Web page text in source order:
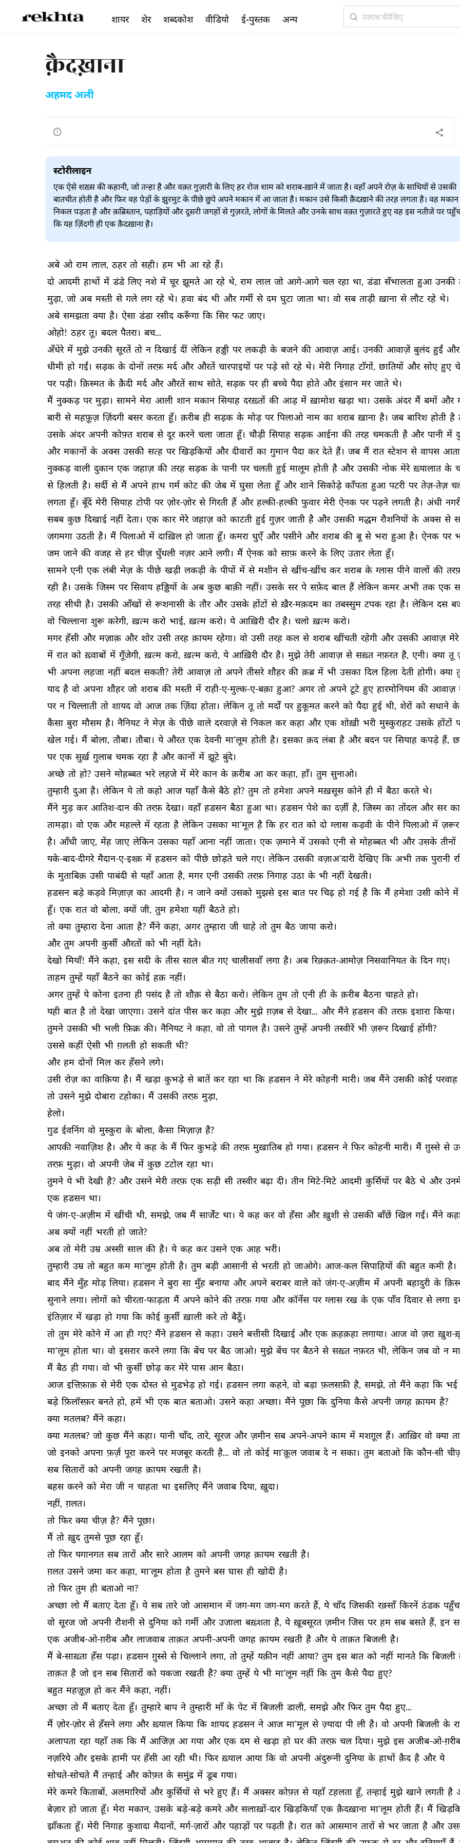
क़ैदख़ाना
अहमद अली
स्टोरीलाइन
एक ऐसे शख़्स की कहानी, जो तन्हा है और वक़्त गुज़ारी के लिए हर रोज शाम को शराब-ख़ाने में जाता है। वहाँ अपने रोज़ के साथियों से उसकी
बातचीत होती है और फिर वह पेड़ों के झुरमुट के पीछे छुपे अपने मकान में आ जाता है। मकान उसे किसी क़ैदख़ाने की तरह लगता है। वह
निकल पड़ता है और क़ब्रिस्तान, पहाड़ियों और दूसरी जगहों से गुज़रते, लोगों के मिलते और उनके साथ वक़्त गुज़ारते हुए वह इस नतीजे पर
कि यह ज़िंदगी ही एक क़ैदख़ाना है।
अबे ओ राम लाल, ठहर तो सही। हम भी आ रहे हैं।
दो आदमी हाथों में डंडे लिए नशे में चूर झूमते आ रहे थे, राम लाल जो आगे-आगे चल रहा था, डंडा सँभालता हुआ उनकी
मुड़ा, जो अब मस्ती से गले लग रहे थे। हवा बंद थी और गर्मी से दम घुटा जाता था। वो सब ताड़ी ख़ाना से लौट रहे थे।
अबे समझता क्या है। ऐसा डंडा रसीद करूँगा कि सिर फट जाए।
ओहो! ठहर तू। बदल पैतरा। बच...
अँधेरे में मुझे उनकी सूरतें तो न दिखाई दीं लेकिन हड्डी पर लकड़ी के बजने की आवाज़ आई। उनकी आवाज़ें बुलंद हुईं और
धीमी हो गईं। सड़क के दोनों तरफ़ मर्द और औरतें चारपाइयों पर पड़े सो रहे थे। मेरी निगाह टाँगों, छातियों और सोए हुए
पर पड़ी। क़िस्मत के क़ैदी मर्द और औरतें साथ सोते, सड़क पर ही बच्चे पैदा होते और इंसान मर जाते थे।
मैं नुक्कड़ पर मुड़ा। सामने मेरा आली शान मकान सियाह दरख़्तों की आड़ में ख़ामोश खड़ा था। उसके अंदर मैं बमों और
बारी से महफ़ूज़ ज़िंदगी बसर करता हूँ। क़रीब ही सड़क के मोड़ पर पिलाओ नाम का शराब ख़ाना है। जब बारिश होती है
उसके अंदर अपनी कोफ़्त शराब से दूर करने चला जाता हूँ। चौड़ी सियाह सड़क आईना की तरह चमकती है और पानी में
और मकानों के अक्स उसकी सत्ह पर खिड़कियों और दीवारों का गुमान पैदा कर देते हैं। जब मैं रात स्टेशन से वापस आता
नुक्कड़ वाली दुकान एक जहाज़ की तरह सड़क के पानी पर चलती हुई मालूम होती है और उसकी नोक मेरे ख़्यालात के
से हिलती है। सर्दी से मैं अपने हाथ गर्म कोट की जेब में घुसा लेता हूँ और शाने सिकोड़े काँपता हुआ पटरी पर तेज़-तेज़
लगता हूँ। बूँदें मेरी सियाह टोपी पर ज़ोर-ज़ोर से गिरती हैं और हल्की-हल्की फुवार मेरी ऐनक पर पड़ने लगती है। अंधी
सबब कुछ दिखाई नहीं देता। एक कार मेरे जहाज़ को काटती हुई गुज़र जाती है और उसकी मद्धम रौशनियों के अक्स से
जगमगा उठती है। मैं पिलाओ में दाख़िल हो जाता हूँ। कमरा धुएँ और पसीने और शराब की बू से भरा हुआ है। ऐनक पर
जम जाने की वजह से हर चीज़ धुँधली नज़र आने लगी। मैं ऐनक को साफ़ करने के लिए उतार लेता हूँ।
सामने एनी एक लंबी मेज़ के पीछे खड़ी लकड़ी के पीपों में से मशीन से खींच-खींच कर शराब के ग्लास पीने वालों की
रही है। उसके जिस्म पर सिवाय हड्डियों के अब कुछ बाक़ी नहीं। उसके सर पे सफ़ेद बाल हैं लेकिन कमर अभी तक एक
तरह सीधी है। उसकी आँखों से रूशनासी के तौर और उसके होंटों से ख़ैर-मक़दम का तबस्सुम टपक रहा है। लेकिन दस
वो चिल्लाना शुरू करेगी, ख़त्म करो भाई, ख़त्म करो। ये आख़िरी दौर है। चलो ख़त्म करो।
मगर हँसी और मज़ाक़ और शोर उसी तरह क़ायम रहेगा। वो उसी तरह कल से शराब खींचती रहेगी और उसकी आवाज़ मेरे
में रात को ख़्वाबों में गूँजेगी, ख़त्म करो, ख़त्म करो, ये आख़िरी दौर है। मुझे तेरी आवाज़ से सख़्त नफ़रत है, एनी। क्या तू
भी अपना लहजा नहीं बदल सकती? तेरी आवाज़ तो अपने तीसरे शौहर की क़ब्र में भी उसका दिल हिला देती होगी। क्या
याद है वो अपना शौहर जो शराब की मस्ती में राही-ए-मुल्क-ए-बक़ा हुआ? अगर तो अपने टूटे हुए हारमोनियम की आवाज़
पर न चिल्लाती तो शायद वो आज तक ज़िंदा होता। लेकिन तू तो मर्दों पर हुकूमत करने को पैदा हुई थी, शेरों को सधाने के
कैसा बुरा मौसम है। नैनियट ने मेज़ के पीछे वाले दरवाज़े से निकल कर कहा और एक शोख़ी भरी मुस्कुराहट उसके होंटों
खेल गई। मैं बोला, तौबा। तौबा। ये औरत एक देवनी मा'लूम होती है। इसका क़द लंबा है और बदन पर सियाह कपड़े हैं,
पर एक सुर्ख़ गुलाब चमक रहा है और कानों में झूटे बुंदे।
अच्छे तो हो? उसने मोहब्बत भरे लहजे में मेरे कान के क़रीब आ कर कहा, हाँ। तुम सुनाओ।
तुम्हारी दुआ है। लेकिन ये तो कहो आज यहाँ कैसे बैठे हो? तुम तो हमेशा अपने मख़सूस कोने ही में बैठा करते थे।
मैंने मुड़ कर आतिश-दान की तरफ़ देखा। वहाँ हडसन बैठा हुआ था। हडसन पेशे का दर्ज़ी है, जिस्म का तोंदल और सर का
तामड़ा। वो एक और महल्ले में रहता है लेकिन उसका मा'मूल है कि हर रात को दो ग्लास कड़वी के पीने पिलाओ में ज़रूर
है। आँधी जाए, मेंह जाए लेकिन उसका यहाँ आना नहीं जाता। एक ज़माने में उसको एनी से मोहब्बत थी और उसके तीनों
यके-बाद-दीगरे मैदान-ए-इश्क़ में हडसन को पीछे छोड़ते चले गए। लेकिन उसकी वज़ाअ'दारी देखिए कि अभी तक पुरानी
के मुताबिक़ उसी पाबंदी से यहाँ आता है, मगर एनी उसकी तरफ़ निगाह उठा के भी नहीं देखती।
हडसन बड़े कड़वे मिज़ाज़ का आदमी है। न जाने क्यों उसको मुझसे इस बात पर चिढ़ हो गई है कि मैं हमेशा उसी कोने में
हूँ। एक रात वो बोला, क्यों जी, तुम हमेशा यहीं बैठते हो।
तो क्या तुम्हारा देना आता है? मैंने कहा, अगर तुम्हारा जी चाहे तो तुम बैठ जाया करो।
और तुम अपनी कुर्सी औरतों को भी नहीं देते।
देखो मियाँ! मैंने कहा, इस सदी के तीस साल बीत गए चालीसवाँ लगा है। अब रिक़्क़त-आमोज़ निसवानियत के दिन गए।
ताहम तुम्हें यहाँ बैठने का कोई हक़ नहीं।
अगर तुम्हें ये कोना इतना ही पसंद है तो शौक़ से बैठा करो। लेकिन तुम तो एनी ही के क़रीब बैठना चाहते हो।
यही बात है तो देखा जाएगा। उसने दांत पीस कर कहा और मुझे ग़ज़ब से देखा... और मैंने हडसन की तरफ़ इशारा किया।
तुमने उसकी भी भली फ़िक्र की। नैनियट ने कहा, वो तो पागल है। उसने तुम्हें अपनी तस्वीरें भी ज़रूर दिखाई होंगी?
उससे कहीं ऐसी भी ग़लती हो सकती थी?
और हम दोनों मिल कर हँसने लगे।
उसी रोज़ का वाक़िया है। मैं खड़ा कुभड़े से बातें कर रहा था कि हडसन ने मेरे कोहनी मारी। जब मैंने उसकी कोई परवाह
तो उसने मुझे दोबारा टहोका। मैं उसकी तरफ़ मुड़ा,
हेलो।
गुड ईवनिंग वो मुस्कुरा के बोला, कैसा मिज़ाज़ है?
आपकी नवाज़िश है। और ये कह के मैं फिर कुभड़े की तरफ़ मुख़ातिब हो गया। हडसन ने फिर कोहनी मारी। मैं ग़ुस्से से
तरफ़ मुड़ा। वो अपनी जेब में कुछ टटोल रहा था।
तुमने ये भी देखी है? और उसने मेरी तरफ़ एक सड़ी सी तस्वीर बढ़ा दी। तीन मिटे-मिटे आदमी कुर्सियों पर बैठे थे और
एक हडसन था।
ये जंग-ए-अज़ीम में खींची थी, समझे, जब मैं सार्जेंट था। ये कह कर वो हँसा और ख़ुशी से उसकी बाँछें खिल गईं। मैंने
अब क्यों नहीं भरती हो जाते?
अब तो मेरी उम्र अस्सी साल की है। ये कह कर उसने एक आह भरी।
तुम्हारी उम्र तो बहुत कम मा'लूम होती है। तुम बड़ी आसानी से भरती हो जाओगे। आज-कल सिपाहियों की बहुत कमी है।
बाद मैंने मुँह मोड़ लिया। हडसन ने बुरा सा मुँह बनाया और अपने बराबर वाले को जंग-ए-अज़ीम में अपनी बहादुरी के
सुनाने लगा। लोगों को चीरता-फाड़ता मैं अपने कोने की तरफ़ गया और कॉर्नेस पर ग्लास रख के एक पाँव दिवार से लगा
इंतिज़ार में खड़ा हो गया कि कोई कुर्सी ख़ाली करे तो बैठूँ।
तो तुम मेरे कोने में आ ही गए? मैंने हडसन से कहा। उसने बत्तीसी दिखाई और एक क़हक़हा लगाया। आज वो ज़रा ख़ुश-
मा'लूम होता था। वो इसरार करने लगा कि बेंच पर बैठ जाओ। मुझे बेंच पर बैठने से सख़्त नफ़रत थी, लेकिन जब वो न
मैं बैठ ही गया। वो भी कुर्सी छोड़ कर मेरे पास आन बैठा।
आज इत्तिफ़ाक़ से मेरी एक दोस्त से मुडभेड़ हो गई। हडसन लगा कहने, वो बड़ा फ़लसफ़ी है, समझे, तो मैंने कहा कि भई
बड़े फ़िलॉस्फ़र बनते हो, हमें भी एक बात बताओ। उसने कहा अच्छा। मैंने पूछा कि दुनिया कैसे अपनी जगह क़ायम है?
क्या मतलब? मैंने कहा।
क्या मतलब? जो कुछ मैंने कहा। यानी चाँद, तारे, सूरज और ज़मीन सब अपने-अपने काम में मशग़ूल हैं। आख़िर वो क्या
जो इनको अपना फ़र्ज़ पूरा करने पर मजबूर करती है... वो तो कोई मा'क़ूल जवाब दे न सका। तुम बताओ कि कौन-सी
सब सितारों को अपनी जगह क़ायम रखती है।
बहस करने को मेरा जी न चाहता था इसलिए मैंने जवाब दिया, ख़ुदा।
नहीं, ग़लत।
तो फिर क्या चीज़ है? मैंने पूछा।
मैं तो ख़ुद तुमसे पूछ रहा हूँ।
तो फिर यगानगत सब तारों और सारे आलम को अपनी जगह क़ायम रखती है।
ग़लत उसने जमा कर कहा, मा'लूम होता है तुमने बस घास ही खोदी है।
तो फिर तुम ही बताओ ना?
अच्छा लो मैं बताए देता हूँ। ये सब तारे जो आसमान में जग-मग जग-मग करते हैं, ये चाँद जिसकी रक़्साँ किरनें ठंडक
वो सूरज जो अपनी रौशनी से दुनिया को गर्मी और उजाला बख़्शता है, ये ख़ूबसूरत ज़मीन जिस पर हम सब बसते हैं, इन
एक अजीब-ओ-ग़रीब और लाजवाब ताक़त अपनी-अपनी जगह क़ायम रखती है और ये ताक़त बिजली है।
मैं बे-साख़्ता हँस पड़ा। हडसन ग़ुस्से से चिल्लाने लगा, तो तुम्हें यक़ीन नहीं आया? तुम इस बात को नहीं मानते कि बिजली
ताक़त है जो इन सब सितारों को यकजा रखती है? क्या तुम्हें ये भी मा'लूम नहीं कि तुम कैसे पैदा हुए?
बहुत महज़ूज़ हो कर मैंने कहा, नहीं।
अच्छा तो मैं बताए देता हूँ। तुम्हारे बाप ने तुम्हारी माँ के पेट में बिजली डाली, समझे और फिर तुम पैदा हुए...
मैं ज़ोर-ज़ोर से हँसने लगा और ख़्याल किया कि शायद हडसन ने आज मा'मूल से ज़्यादा पी ली है। वो अपनी बिजली के
अलापता रहा यहाँ तक कि मैं आजिज़ आ गया और एक दम से खड़ा हो घर की तरफ़ चल दिया। मुझे इस अजीब-ओ-
नज़रिये और इसके हामी पर हँसी आ रही थी। फिर ख़्याल आया कि वो अपनी अंदुरूनी दुनिया के हाथों क़ैद है और ये
सोचते-सोचते मैं तन्हाई और कोफ़्त के समुंद्र में डूब गया।
मेरे कमरे किताबों, अलमारियों और कुर्सियों से भरे हुए हैं। मैं अक्सर कोफ़्त से यहाँ टहलता हूँ, तन्हाई मुझे खाने लगती है
बेज़ार हो जाता हूँ। मेरा मकान, उसके बड़े-बड़े कमरे और सलाख़ों-दार खिड़कियाँ एक क़ैदख़ाना मा'लूम होती हैं। मैं
झाँकता हूँ। मेरी निगाह कुशादा मैदानों, मर्ग-ज़ारों और पहाड़ों पर पड़ती है। रात को आसमान तारों से भर जाता है और
शायर शेर शब्दकोश वीडियो ई-पुस्तक अन्य